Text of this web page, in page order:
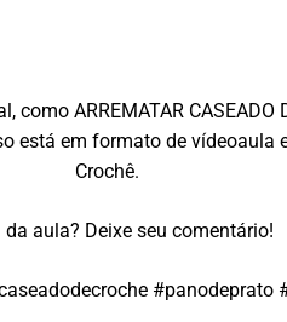
ARREMATAR CASEADO
está em formato de
Crochê.
da aula? Deixe seu comentário!
#panodeprato